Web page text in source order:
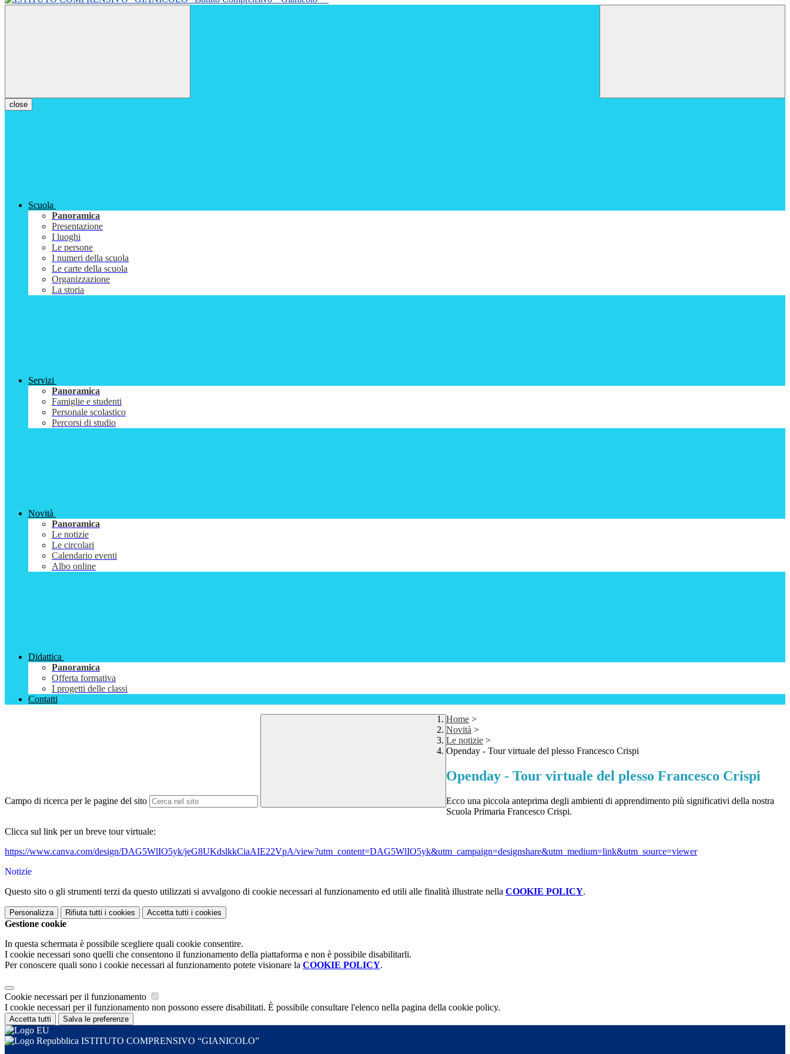
close
Scuola
Panoramica
Presentazione
I luoghi
Le persone
I numeri della scuola
Le carte della scuola
Organizzazione
La storia
Servizi
Panoramica
Famiglie e studenti
Personale scolastico
Percorsi di studio
Novità
Panoramica
Le notizie
Le circolari
Calendario eventi
Albo online
Didattica
Panoramica
Offerta formativa
I progetti delle classi
Contatti
Campo di ricerca per le pagine del sito
Home >
Novità >
Le notizie >
Openday - Tour virtuale del plesso Francesco Crispi
Openday - Tour virtuale del plesso Francesco Crispi
Ecco una piccola anteprima degli ambienti di apprendimento più significativi della nostra
Scuola Primaria Francesco Crispi.
Clicca sul link per un breve tour virtuale:
https://www.canva.com/design/DAG5WlIO5yk/jeG8UKdslkkCiaAIE22VpA/view?utm_content=DAG5WlIO5yk&utm_campaign=designshare&utm_medium=link&utm_source=viewer
Notizie
Questo sito o gli strumenti terzi da questo utilizzati si avvalgono di cookie necessari al funzionamento ed utili alle finalità illustrate nella COOKIE POLICY.
Personalizza Rifiuta tutti i cookies Accetta tutti i cookies
Gestione cookie
In questa schermata è possibile scegliere quali cookie consentire.
I cookie necessari sono quelli che consentono il funzionamento della piattaforma e non è possibile disabilitarli.
Per conoscere quali sono i cookie necessari al funzionamento potete visionare la COOKIE POLICY.
Cookie necessari per il funzionamento
I cookie necessari per il funzionamento non possono essere disabilitati. È possibile consultare l'elenco nella pagina della cookie policy.
Accetta tutti Salva le preferenze
ISTITUTO COMPRENSIVO “GIANICOLO”